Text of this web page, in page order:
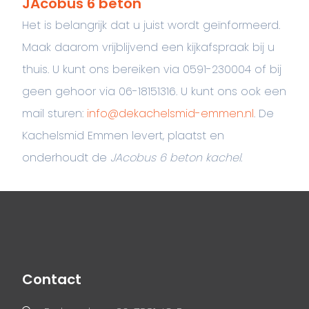
Het is belangrijk dat u juist wordt geïnformeerd.
Maak daarom vrijblijvend een kijkafspraak bij u
thuis. U kunt ons bereiken via 0591-230004 of bij
geen gehoor via 06-18151316. U kunt ons ook een
mail sturen: info@dekachelsmid-emmen.nl. De
Kachelsmid Emmen levert, plaatst en
onderhoudt de JAcobus 6 beton kachel.
Contact